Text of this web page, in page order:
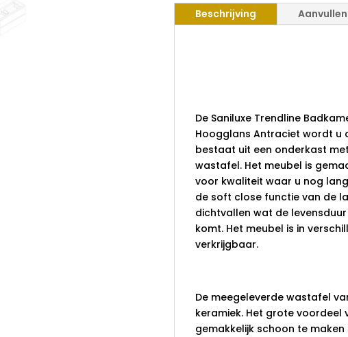
HOOGGLANS
Beschrijving
De Saniluxe Trendline
Hoogglans Antraciet wordt u
bestaat uit een onderkast
wastafel. Het meubel is
voor kwaliteit waar u nog
de soft close functie van de
dichtvallen wat de
komt. Het meubel is in
verkrijgbaar.
De meegeleverde wastafel
keramiek. Het grote voordeel
gemakkelijk schoon te